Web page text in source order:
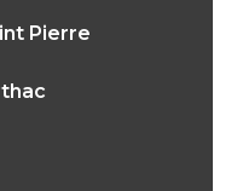
Pierre